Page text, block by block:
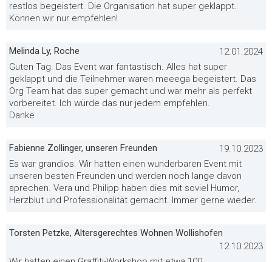
restlos begeistert. Die Organisation hat super geklappt.
Können wir nur empfehlen!
Melinda Ly, Roche
12.01.2024
Guten Tag. Das Event war fantastisch. Alles hat super
geklappt und die Teilnehmer waren meeega begeistert. Das
Org Team hat das super gemacht und war mehr als perfekt
vorbereitet. Ich würde das nur jedem empfehlen.
Danke
Fabienne Zollinger, unseren Freunden
19.10.2023
Es war grandios. Wir hatten einen wunderbaren Event mit
unseren besten Freunden und werden noch lange davon
sprechen. Vera und Philipp haben dies mit soviel Humor,
Herzblut und Professionalität gemacht. Immer gerne wieder.
Torsten Petzke, Altersgerechtes Wohnen Wollishofen
12.10.2023